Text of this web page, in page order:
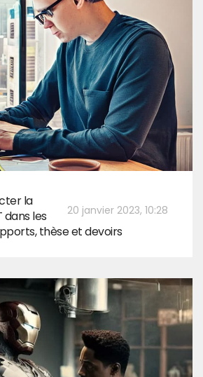
20 janvier 2023, 10:28
la
dans les
thèse et devoirs